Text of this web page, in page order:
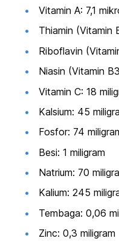
Vitamin A: 7,1
Thiamin (Vitamin
Riboflavin
Niasin (Vitamin
Vitamin C: 18
Kalsium: 45
Fosfor: 74
Besi: 1 miligram
Natrium: 70
Kalium: 245
Tembaga: 0,06
Zinc: 0,3 miligram